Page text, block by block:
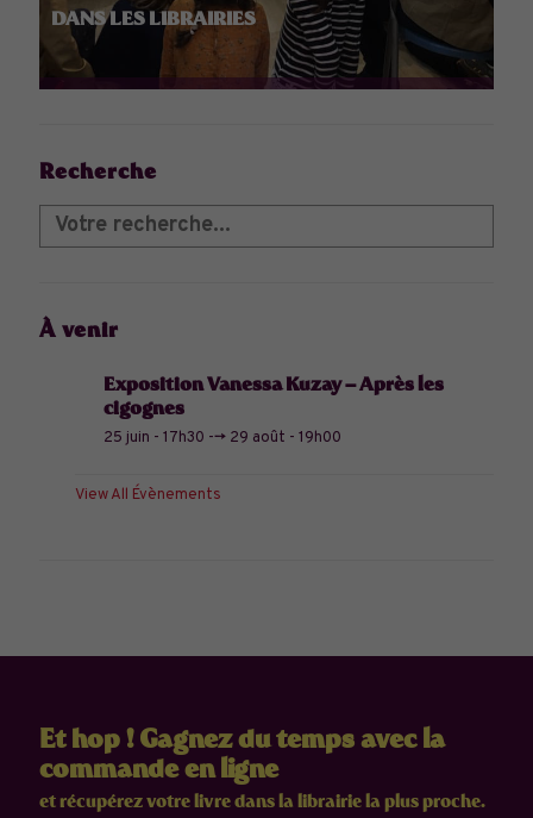
DANS LES LIBRAIRIES
Recherche
À venir
Exposition Vanessa Kuzay – Après les
cigognes
25 juin - 17h30 --> 29 août - 19h00
View All Évènements
Et hop ! Gagnez du temps avec la
commande en ligne
et récupérez votre livre dans la librairie la plus proche.